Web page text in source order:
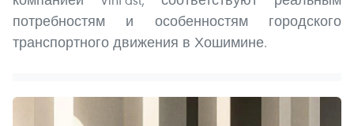
потребностям и особенностям городского
транспортного движения в Хошимине.